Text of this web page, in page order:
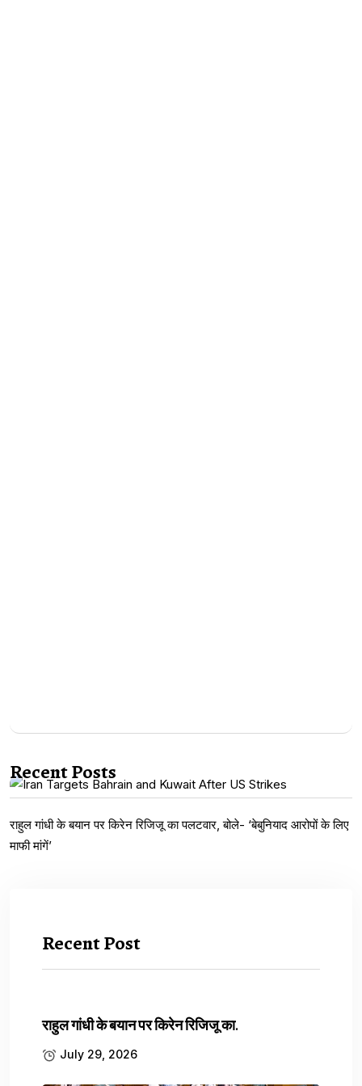
INTERNATIONAL NEWS WORLD
पश्चिम एशिया में युद्ध तेज:
अमेरिकी हमलों के बाद ईरान ने
Recent Posts
राहुल गांधी के बयान पर किरेन रिजिजू का पलटवार, बोले- ‘बेबुनियाद आरोपों के लिए
माफी मांगें’
Recent Post
राहुल गांधी के बयान पर किरेन रिजिजू का.
July 29, 2026